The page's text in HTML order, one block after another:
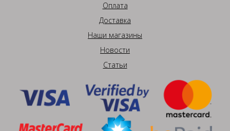
Оплата
Доставка
Наши магазины
Новости
Статьи